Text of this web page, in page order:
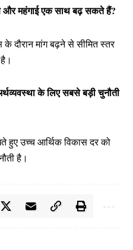
और महंगाई एक साथ बढ़ सकते हैं?
दौरान मांग बढ़ने से सीमित स्तर
के लिए सबसे बड़ी चुनौती
हुए उच्च आर्थिक विकास दर को
है।